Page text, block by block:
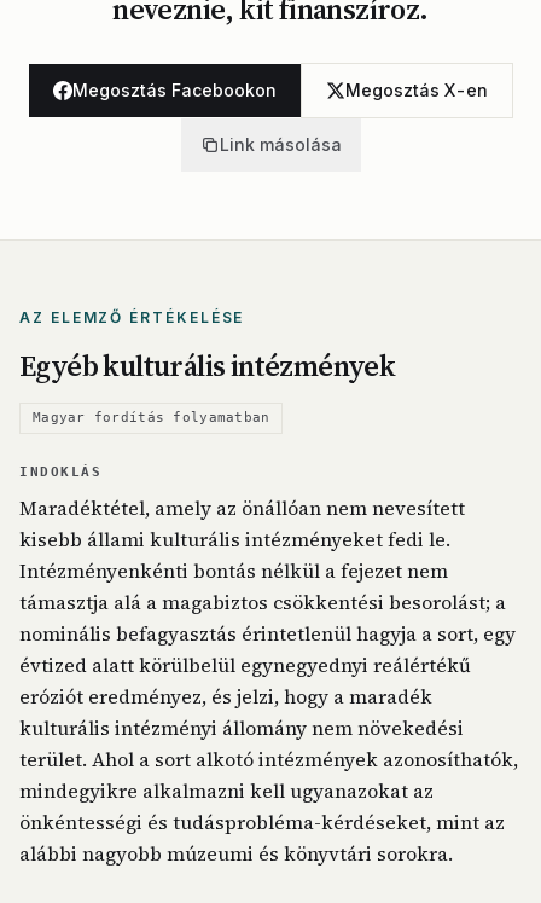
neveznie, kit finanszíroz.
Megosztás Facebookon Megosztás X-en
Link másolása
AZ ELEMZŐ ÉRTÉKELÉSE
Egyéb kulturális intézmények
Magyar fordítás folyamatban
INDOKLÁS
Maradéktétel, amely az önállóan nem nevesített
kisebb állami kulturális intézményeket fedi le.
Intézményenkénti bontás nélkül a fejezet nem
támasztja alá a magabiztos csökkentési besorolást; a
nominális befagyasztás érintetlenül hagyja a sort, egy
évtized alatt körülbelül egynegyednyi reálértékű
eróziót eredményez, és jelzi, hogy a maradék
kulturális intézményi állomány nem növekedési
terület. Ahol a sort alkotó intézmények azonosíthatók,
mindegyikre alkalmazni kell ugyanazokat az
önkéntességi és tudásprobléma-kérdéseket, mint az
alábbi nagyobb múzeumi és könyvtári sorokra.